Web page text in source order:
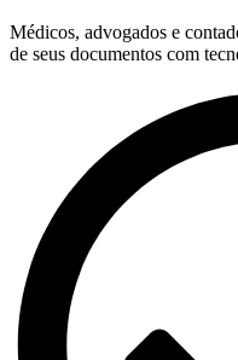
Médicos, advogados e
de seus documentos com